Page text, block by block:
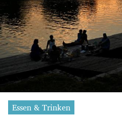
Essen & Trinken